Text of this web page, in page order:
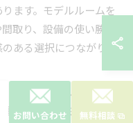
ます。モデルルームを
取り、設備の使い勝手
ある選択につながりま
キッチンやリビング、
など、日常生活で重視
お問い合わせ 無料相談